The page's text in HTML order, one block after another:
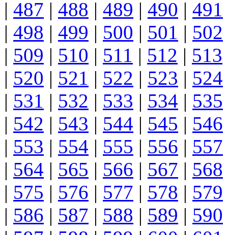
| 487 | 488 | 489 | 490 | 491
| 498 | 499 | 500 | 501 | 502
| 509 | 510 | 511 | 512 | 513
| 520 | 521 | 522 | 523 | 524
| 531 | 532 | 533 | 534 | 535
| 542 | 543 | 544 | 545 | 546
| 553 | 554 | 555 | 556 | 557
| 564 | 565 | 566 | 567 | 568
| 575 | 576 | 577 | 578 | 579
| 586 | 587 | 588 | 589 | 590